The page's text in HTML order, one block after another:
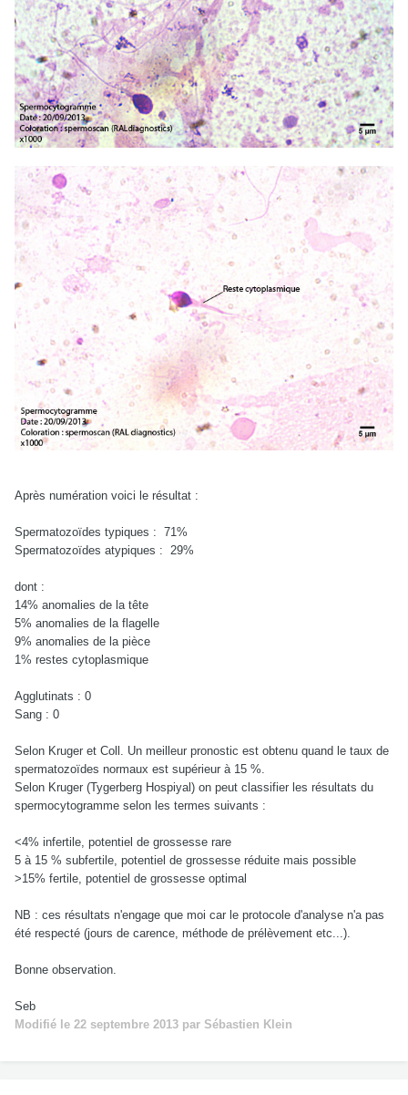
Après numération voici le résultat :
Spermatozoïdes typiques : 71%
Spermatozoïdes atypiques : 29%
dont :
14% anomalies de la tête
5% anomalies de la flagelle
9% anomalies de la pièce
1% restes cytoplasmique
Agglutinats : 0
Sang : 0
Selon Kruger et Coll. Un meilleur pronostic est obtenu quand le taux de
spermatozoïdes normaux est supérieur à 15 %.
Selon Kruger (Tygerberg Hospiyal) on peut classifier les résultats du
spermocytogramme selon les termes suivants :
<4% infertile, potentiel de grossesse rare
5 à 15 % subfertile, potentiel de grossesse réduite mais possible
>15% fertile, potentiel de grossesse optimal
NB : ces résultats n'engage que moi car le protocole d'analyse n'a pas
été respecté (jours de carence, méthode de prélèvement etc...).
Bonne observation.
Seb
Modifié le 22 septembre 2013 par Sébastien Klein